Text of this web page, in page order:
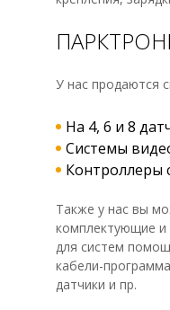
У нас продаются
На 4, 6 и 8
Системы
Контроллеры
Также у нас вы
комплектующие и
для систем
кабели-
датчики и пр.